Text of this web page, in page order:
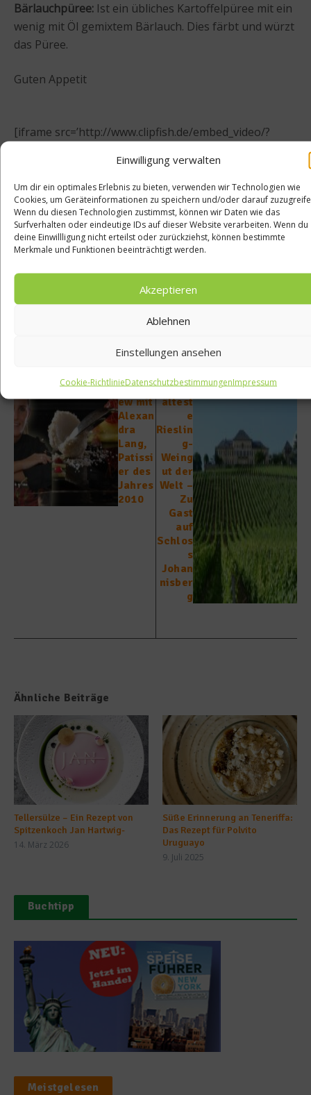
Einwilligung verwalten
Um dir ein optimales Erlebnis zu bieten, verwenden wir Technologien wie
Cookies, um Geräteinformationen zu speichern und/oder darauf
Wenn du diesen Technologien zustimmst, können wir Daten wie das
Surfverhalten oder eindeutige IDs auf dieser Website verarbeiten. Wenn du
deine Einwillligung nicht erteilst oder zurückziehst, können bestimmte
Merkmale und Funktionen beeinträchtigt werden.
Akzeptieren
Ablehnen
Einstellungen ansehen
Cookie-RichtlinieDatenschutzbestimmungenImpressum
Bärlauchpüree: Ist ein übliches Kartoffelpüree mit ein
wenig mit Öl gemixtem Bärlauch. Dies färbt und würzt
das Püree.
Guten Appetit
[iframe src=’http://www.clipfish.de/embed_video/?
name=’Clipfish Embedded Video‘
id=“clipfishEmbed3615773″
style=“width:464px;height:297px;“ marginheight=’0′
marginwidth=’0′ frameborder=’0′ scrolling=’no‘ ]
Franz Fuiko kocht für worlds of …von
Clipfish
Intervi
ew mit
Alexan
dra
Lang,
Patissi
er des
Jahres
2010
Das
ältest
e
Rieslin
g-
Weing
ut der
Welt –
Zu
Gast
auf
Schlos
s
Johan
nisber
g
Ähnliche Beiträge
Tellersülze – Ein Rezept von
Spitzenkoch Jan Hartwig-
14. März 2026
Süße Erinnerung an Teneriffa:
Das Rezept für Polvito
Uruguayo
9. Juli 2025
Buchtipp
Meistgelesen